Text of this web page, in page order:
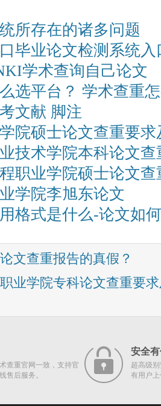
所存在的诸多问题
毕业论文检测系统入
学术查询自己论文
选平台？ 学术查重
文献 脚注
院硕士论文查重要求
技术学院本科论文
职业学院硕士论文
学院李旭东论文
格式是什么-论文如
文查重报告的真假？
业学院专科论文查重要
查重官网一致，支持官
售后服务。
安全
超高级
有用户